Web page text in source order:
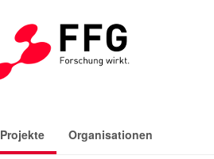
Projekte(aktiv)Organisationen